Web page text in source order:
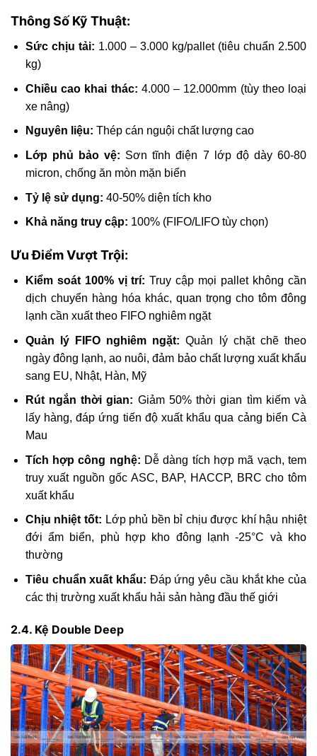
Thông Số Kỹ Thuật:
Sức chịu tải: 1.000 – 3.000 kg/pallet (tiêu chuẩn 2.500
kg)
Chiều cao khai thác: 4.000 – 12.000mm (tùy theo loại
xe nâng)
Nguyên liệu: Thép cán nguội chất lượng cao
Lớp phủ bảo vệ: Sơn tĩnh điện 7 lớp độ dày 60-80
micron, chống ăn mòn mặn biển
Tỷ lệ sử dụng: 40-50% diện tích kho
Khả năng truy cập: 100% (FIFO/LIFO tùy chọn)
Ưu Điểm Vượt Trội:
Kiểm soát 100% vị trí: Truy cập mọi pallet không cần
dịch chuyển hàng hóa khác, quan trọng cho tôm đông
lạnh cần xuất theo FIFO nghiêm ngặt
Quản lý FIFO nghiêm ngặt: Quản lý chặt chẽ theo
ngày đông lạnh, ao nuôi, đảm bảo chất lượng xuất khẩu
sang EU, Nhật, Hàn, Mỹ
Rút ngắn thời gian: Giảm 50% thời gian tìm kiếm và
lấy hàng, đáp ứng tiến độ xuất khẩu qua cảng biển Cà
Mau
Tích hợp công nghệ: Dễ dàng tích hợp mã vạch, tem
truy xuất nguồn gốc ASC, BAP, HACCP, BRC cho tôm
xuất khẩu
Chịu nhiệt tốt: Lớp phủ bền bỉ chịu được khí hậu nhiệt
đới ẩm biển, phù hợp kho đông lạnh -25°C và kho
thường
Tiêu chuẩn xuất khẩu: Đáp ứng yêu cầu khắt khe của
các thị trường xuất khẩu hải sản hàng đầu thế giới
2.4. Kệ Double Deep